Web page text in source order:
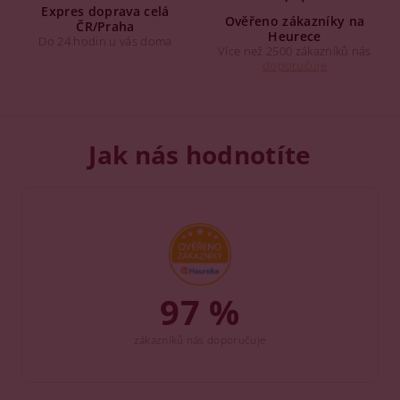
Expres doprava celá
ČR/Praha
Do 24 hodin u vás doma
Ověřeno zákazníky na
Heurece
Více než 2500 zákazníků nás
Jak nás hodnotíte
97 %